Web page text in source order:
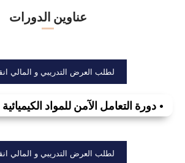
عناوين الدورات
لطلب العرض التدريبي و المالي
• دورة التعامل الآمن للمواد الكيميائية
لطلب العرض التدريبي و المالي